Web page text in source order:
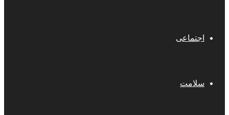
اجتماعی
سلامت